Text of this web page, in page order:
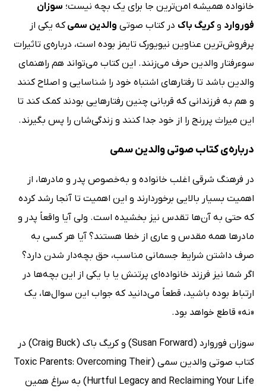
خانواده همیشه امن‌ترین جا برای یک بچه نیست؛ سوزان
فوروارد وکریگ باک در کتاب صوتی والدین سمیکه یکی از
پرفروش‌ترین عناوین نیویورک تایمز بوده است، درباره‌ی تاثیرات
سوءرفتار والدین حرف می‌زنند. این کتاب می‌تواند هم راهنمای
والدین باشد تا رفتارهای اشتباه خود را شناسایی و اصلاح کنند
و هم به فرزندانی که قربانی چنین رفتارهایی بودند کمک کند تا
این میراث پررنج را از خود جدا کنند و زندگی‌شان را پس بگیرند.
درباره‌ی کتاب صوتی والدین سمی
در فرهنگ شرقی اغلب خانواده و به‌خصوص پدر و مادرها، از
اهمیت بسیار بالایی برخوردارند و این اهمیت تا آنجا رشد کرده
که حتی به آن‌ها تقدس نیز بخشیده است. ولی آیا واقعاً پدر و
مادرها همه مقدس و عاری از خطا هستند؟ آیا هر کسی به
صرف داشتن شرایط جسمانی مناسب، حق بچه‌دار شدن دارد؟
اگر شما نیز فرزند خانواده‌ای پرتنش یا با یکی از این بچه‌ها در
ارتباط بوده باشید، قطعاً می‌دانید که جواب این سوال‌ها، یک
«نه» قاطع خواهد بود.
سوزان فوروارد (Susan Forward) و کریگ باک (Craig Buck) در
کتاب صوتی والدین سمی (Toxic Parents: Overcoming Their
Hurtful Legacy and Reclaiming Your Life) به سراغ همین